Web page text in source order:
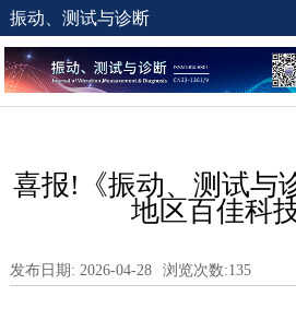
振动、测试与诊断
喜报!《振动、测试与
地区百佳科
发布日期: 2026-04-28 浏览次数:135